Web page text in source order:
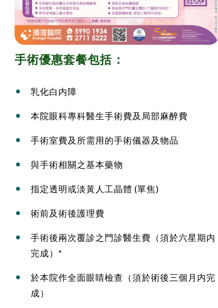
手術優惠套餐包括：
乳化白内障
本院眼科專科醫生手術費及局部麻醉費
手術室費及所需用的手術儀器及物品
與手術相關之基本藥物
指定透明或淡黃人工晶體 (單焦)
術前及術後護理費
手術後兩次覆診之門診醫生費（須於六星期内
完成）*
於本院作全面眼睛檢查（須於術後三個月内完
成）